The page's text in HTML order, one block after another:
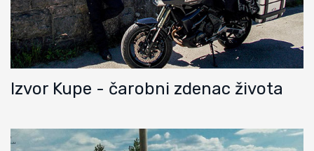
Izvor Kupe - čarobni zdenac života